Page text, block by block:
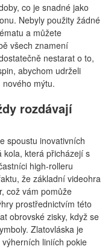
co je snadné jako
Nebyly použity žádné
a můžete
všech znamení
nestarat o to,
abychom udrželi
mýtu.
rozdávají
spoustu inovativních
kola, která přicházejí s
high-rolleru
že základní videohra
což vám pomůže
prostřednictvím této
obrovské zisky, když se
Zlatovláska je
liniích pokie